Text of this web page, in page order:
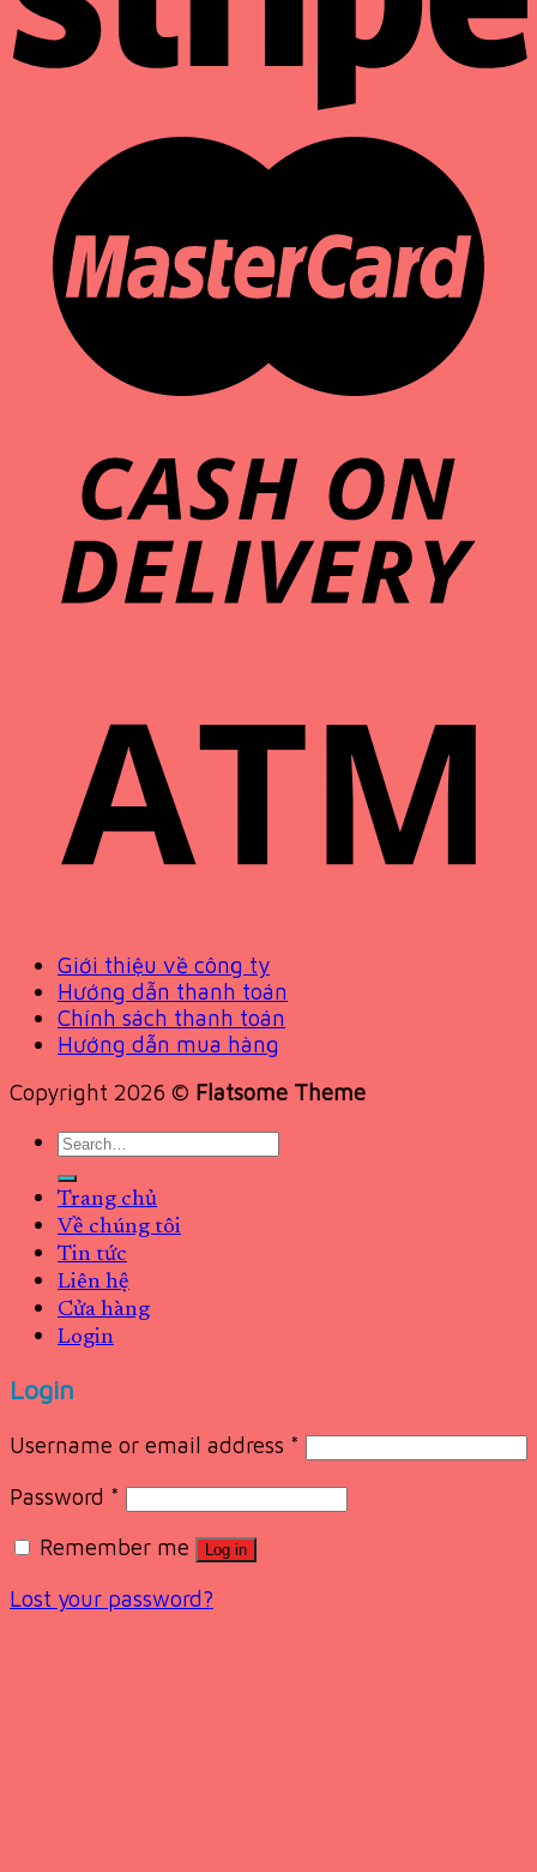
Giới thiệu về công ty
Hướng dẫn thanh toán
Chính sách thanh toán
Hướng dẫn mua hàng
Copyright 2026 © Flatsome Theme
Search
Trang chủ
Về chúng tôi
Tin tức
Liên hệ
Cửa hàng
Login
Login
Username or email address *
Password *
Remember me
Log in
Lost your password?